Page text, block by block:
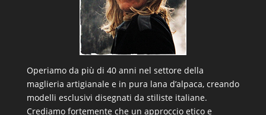
Operiamo da più di 40 anni nel settore della
maglieria artigianale e in pura lana d’alpaca, creando
modelli esclusivi disegnati da stiliste italiane.
Crediamo fortemente che un approccio etico e